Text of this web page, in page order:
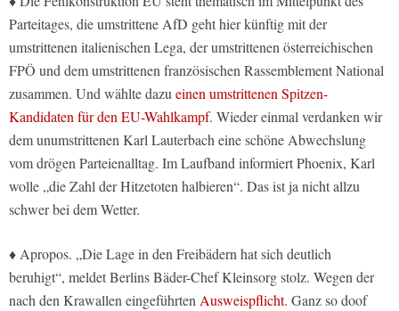
Parteitages, die umstrittene AfD geht hier künftig mit der
umstrittenen italienischen Lega, der umstrittenen österreichischen
FPÖ und dem umstrittenen französischen Rassemblement National
zusammen. Und wählte dazueinen umstrittenen Spitzen-
Kandidaten für den EU-Wahlkampf. Wieder einmal verdanken wir
dem unumstrittenen Karl Lauterbach eine schöne Abwechslung
vom drögen Parteienalltag. Im Laufband informiert Phoenix, Karl
wolle „die Zahl der Hitzetoten halbieren“. Das ist ja nicht allzu
schwer bei dem Wetter.
♦ Apropos. „Die Lage in den Freibädern hat sich deutlich
beruhigt“, meldet Berlins Bäder-Chef Kleinsorg stolz. Wegen der
nach den Krawallen eingeführtenAusweispflicht. Ganz so doof